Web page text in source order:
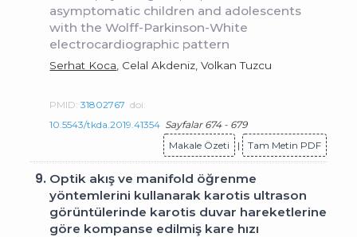
asymptomatic children and adolescents
with the Wolff-Parkinson-White
electrocardiographic pattern
Serhat Koca , Celal Akdeniz, Volkan Tuzcu
PMID:31802767 doi:
10.5543/tkda.2019.41354 Sayfalar 674 - 679
Makale Özeti
| Tam Metin PDF
9. Optik akış ve manifold öğrenme
yöntemlerini kullanarak karotis ultrason
görüntülerinde karotis duvar hareketlerine
göre kompanse edilmiş kare hızı